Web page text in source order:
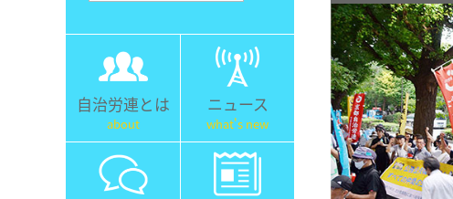
自治労連とは
about
ニュース
what's new